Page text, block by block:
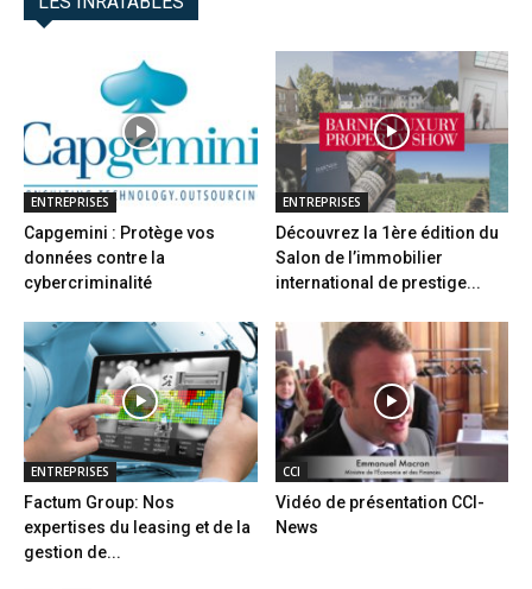
ENTREPRISES
Capgemini : Protège vos
données contre la
cybercriminalité
ENTREPRISES
Découvrez la 1ère édition du
Salon de l’immobilier
international de prestige...
ENTREPRISES
Factum Group: Nos
expertises du leasing et de la
gestion de...
CCI
Vidéo de présentation CCI-
News